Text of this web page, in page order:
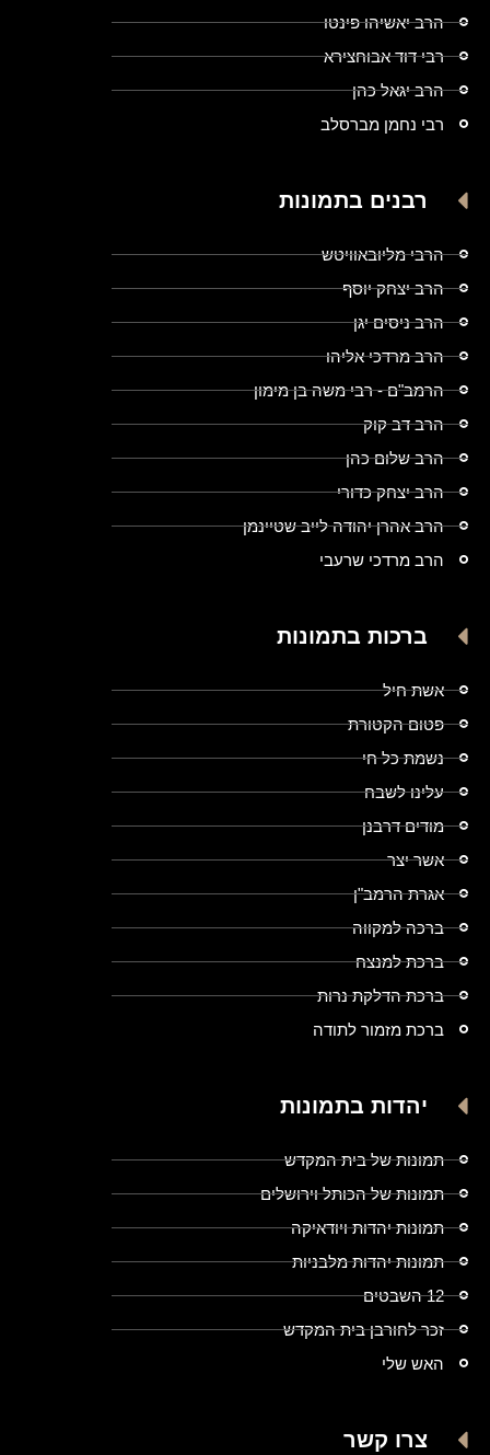
הרב יאשיהו פינטו
רבי דוד אבוחצירא
הרב יגאל כהן
רבי נחמן מברסלב
רבנים בתמונות
הרבי מליובאוויטש
הרב יצחק יוסף
הרב ניסים יגן
הרב מרדכי אליהו
הרמב"ם - רבי משה בן מימון
הרב דב קוק
הרב שלום כהן
הרב יצחק כדורי
הרב אהרן יהודה לייב שטיינמן
הרב מרדכי שרעבי
ברכות בתמונות
אשת חיל
פטום הקטורת
נשמת כל חי
עלינו לשבח
מודים דרבנן
אשר יצר
אגרת הרמב"ן
ברכה למקווה
ברכת למנצח
ברכת הדלקת נרות
ברכת מזמור לתודה
יהדות בתמונות
תמונות של בית המקדש
תמונות של הכותל וירושלים
תמונות יהדות ויודאיקה
תמונות יהדות מלבניות
12 השבטים
זכר לחורבן בית המקדש
האש שלי
צרו קשר